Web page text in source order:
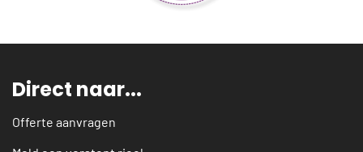
Direct naar...
Offerte aanvragen